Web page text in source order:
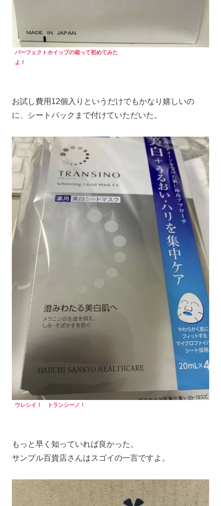
パーフェクトホイップの箱って初めてみた
よ！
お試し費用12個入りというだけでもかなり嬉しいの
に、シートパックまで付けていただいた。
ウレシイ！ トランシーノ！
もっと早く知っていれば良かった。
サンプル百貨店さんはスゴイの一言ですよ。